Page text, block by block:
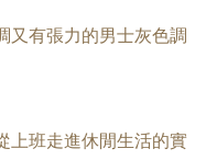
又有張力的男士灰色調
上班走進休閒生活的實